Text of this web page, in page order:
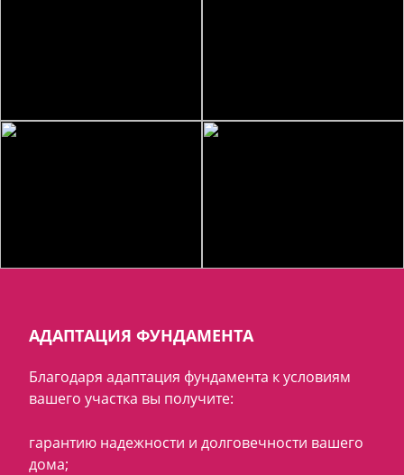
АДАПТАЦИЯ ФУНДАМЕНТА
Благодаря адаптация фундамента к условиям
вашего участка вы получите:
гарантию надежности и долговечности вашего
дома;